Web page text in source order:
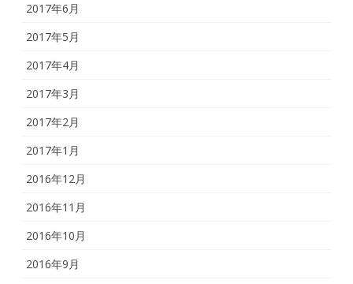
2017年6月
2017年5月
2017年4月
2017年3月
2017年2月
2017年1月
2016年12月
2016年11月
2016年10月
2016年9月